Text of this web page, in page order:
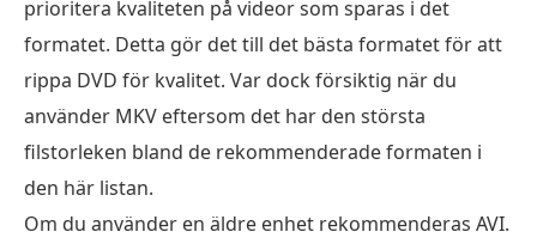
prioritera kvaliteten på videor som sparas i det
formatet. Detta gör det till det bästa formatet för att
rippa DVD för kvalitet. Var dock försiktig när du
använder MKV eftersom det har den största
filstorleken bland de rekommenderade formaten i
den här listan.
Om du använder en äldre enhet rekommenderas AVI.